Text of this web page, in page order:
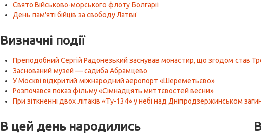
Свято Військово-морського флоту Болгарії
День пам'яті бійців за свободу Латвії
Визначні події
Преподобний Сергій Радонезький заснував монастир, що згодом став
Заснований музей — садиба Абрамцево
У Москві відкритий міжнародний аеропорт «Шереметьєво»
Розпочався показ фільму «Сімнадцять миттєвостей весни»
При зіткненні двох літаків «Ту-134» у небі над Дніпродзержинськом
В цей день народились